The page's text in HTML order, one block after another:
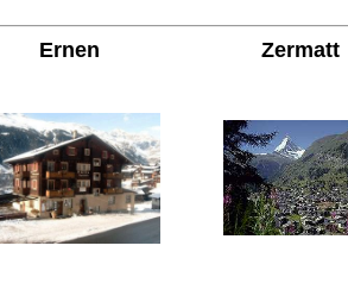
Ernen Zermatt